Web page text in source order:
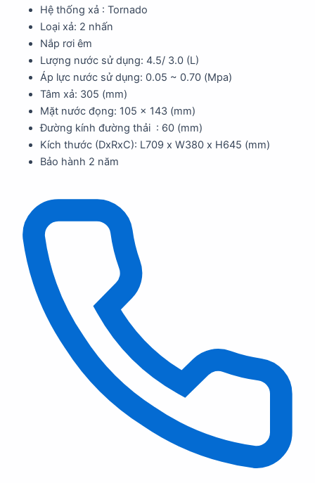
Hệ thống xả : Tornado
Loại xả: 2 nhấn
Nắp rơi êm
Lượng nước sử dụng: 4.5/ 3.0 (L)
Áp lực nước sử dụng: 0.05 ~ 0.70 (Mpa)
Tâm xả: 305 (mm)
Mặt nước đọng: 105 x 143 (mm)
Đường kính đường thải : 60 (mm)
Kích thước (DxRxC): L709 x W380 x H645 (mm)
Bảo hành 2 năm